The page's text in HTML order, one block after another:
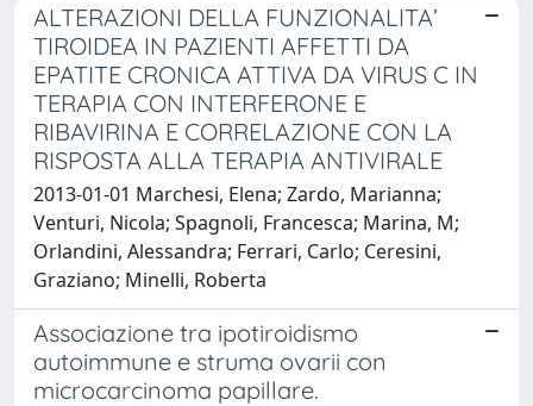
ALTERAZIONI DELLA FUNZIONALITA’
TIROIDEA IN PAZIENTI AFFETTI DA
EPATITE CRONICA ATTIVA DA VIRUS C IN
TERAPIA CON INTERFERONE E
RIBAVIRINA E CORRELAZIONE CON LA
RISPOSTA ALLA TERAPIA ANTIVIRALE
2013-01-01 Marchesi, Elena; Zardo, Marianna;
Venturi, Nicola; Spagnoli, Francesca; Marina, M;
Orlandini, Alessandra; Ferrari, Carlo; Ceresini,
Graziano; Minelli, Roberta
Associazione tra ipotiroidismo
autoimmune e struma ovarii con
microcarcinoma papillare.